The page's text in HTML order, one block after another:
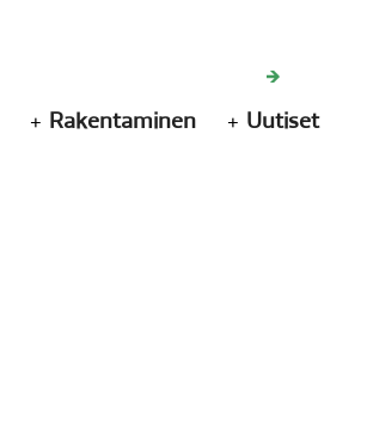
Rakentaminen Uutiset